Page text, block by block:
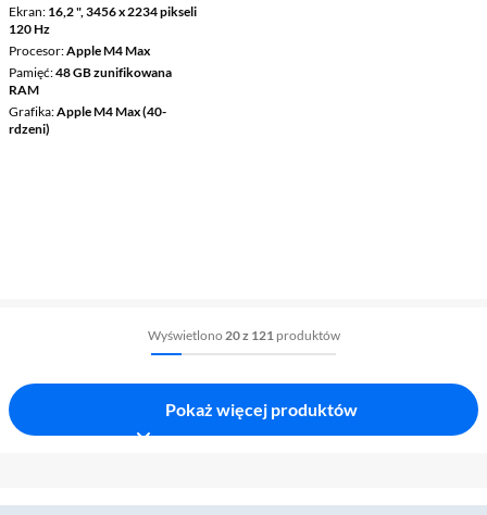
Ekran 16,2 ", 3456 x 2234 pikseli
120 Hz
Procesor Apple M4 Max
Pamięć 48 GB zunifikowana
RAM
Grafika Apple M4 Max (40-
rdzeni)
Wyświetlono 20 z 121 produktów
Pokaż więcej produktów